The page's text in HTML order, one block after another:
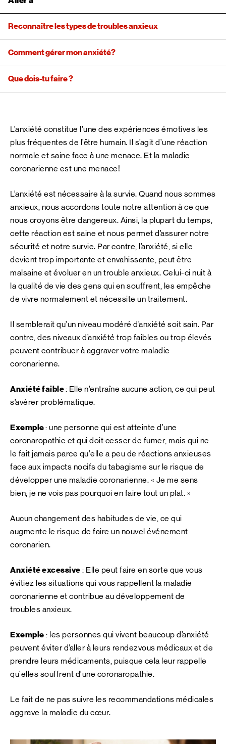
Reconnaître les types de troubles anxieux
Comment gérer mon anxiété?
Que dois-tu faire ?
L’anxiété constitue l’une des expériences émotives les
plus fréquentes de l’être humain. Il s’agit d’une réaction
normale et saine face à une menace. Et la maladie
coronarienne est une menace!
L’anxiété est nécessaire à la survie. Quand nous sommes
anxieux, nous accordons toute notre attention à ce que
nous croyons être dangereux. Ainsi, la plupart du temps,
cette réaction est saine et nous permet d’assurer notre
sécurité et notre survie. Par contre, l’anxiété, si elle
devient trop importante et envahissante, peut être
malsaine et évoluer en un trouble anxieux. Celui-ci nuit à
la qualité de vie des gens qui en souffrent, les empêche
de vivre normalement et nécessite un traitement.
Il semblerait qu’un niveau modéré d’anxiété soit sain. Par
contre, des niveaux d’anxiété trop faibles ou trop élevés
peuvent contribuer à aggraver votre maladie
coronarienne.
Anxiété faible: Elle n’entraîne aucune action, ce qui peut
s’avérer problématique.
Exemple: une personne qui est atteinte d’une
coronaropathie et qui doit cesser de fumer, mais qui ne
le fait jamais parce qu’elle a peu de réactions anxieuses
face aux impacts nocifs du tabagisme sur le risque de
développer une maladie coronarienne. « Je me sens
bien; je ne vois pas pourquoi en faire tout un plat. »
Aucun changement des habitudes de vie, ce qui
augmente le risque de faire un nouvel événement
coronarien.
Anxiété excessive : Elle peut faire en sorte que vous
évitiez les situations qui vous rappellent la maladie
coronarienne et contribue au développement de
troubles anxieux.
Exemple : les personnes qui vivent beaucoup d’anxiété
peuvent éviter d’aller à leurs rendezvous médicaux et de
prendre leurs médicaments, puisque cela leur rappelle
qu'elles souffrent d’une coronaropathie.
Le fait de ne pas suivre les recommandations médicales
aggrave la maladie du cœur.